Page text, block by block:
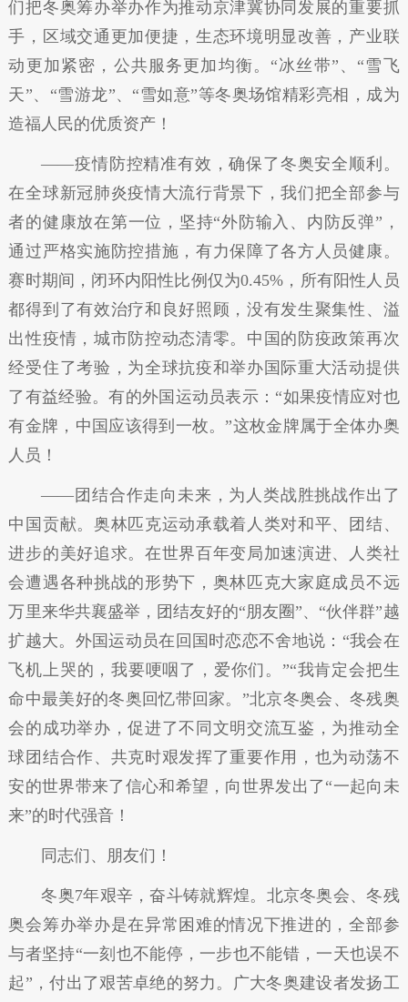
们把冬奥筹办举办作为推动京津冀协同发展的重要抓
手，区域交通更加便捷，生态环境明显改善，产业联
动更加紧密，公共服务更加均衡。“冰丝带”、“雪飞
天”、“雪游龙”、“雪如意”等冬奥场馆精彩亮相，成为
造福人民的优质资产！
——疫情防控精准有效，确保了冬奥安全顺利。
在全球新冠肺炎疫情大流行背景下，我们把全部参与
者的健康放在第一位，坚持“外防输入、内防反弹”，
通过严格实施防控措施，有力保障了各方人员健康。
赛时期间，闭环内阳性比例仅为0.45%，所有阳性人员
都得到了有效治疗和良好照顾，没有发生聚集性、溢
出性疫情，城市防控动态清零。中国的防疫政策再次
经受住了考验，为全球抗疫和举办国际重大活动提供
了有益经验。有的外国运动员表示：“如果疫情应对也
有金牌，中国应该得到一枚。”这枚金牌属于全体办奥
人员！
——团结合作走向未来，为人类战胜挑战作出了
中国贡献。奥林匹克运动承载着人类对和平、团结、
进步的美好追求。在世界百年变局加速演进、人类社
会遭遇各种挑战的形势下，奥林匹克大家庭成员不远
万里来华共襄盛举，团结友好的“朋友圈”、“伙伴群”越
扩越大。外国运动员在回国时恋恋不舍地说：“我会在
飞机上哭的，我要哽咽了，爱你们。”“我肯定会把生
命中最美好的冬奥回忆带回家。”北京冬奥会、冬残奥
会的成功举办，促进了不同文明交流互鉴，为推动全
球团结合作、共克时艰发挥了重要作用，也为动荡不
安的世界带来了信心和希望，向世界发出了“一起向未
来”的时代强音！
同志们、朋友们！
冬奥7年艰辛，奋斗铸就辉煌。北京冬奥会、冬残
奥会筹办举办是在异常困难的情况下推进的，全部参
与者坚持“一刻也不能停，一步也不能错，一天也误不
起”，付出了艰苦卓绝的努力。广大冬奥建设者发扬工